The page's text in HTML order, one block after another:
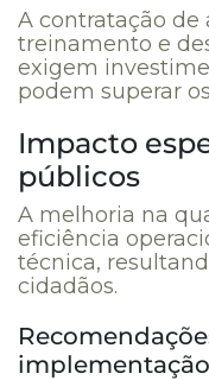
A contratação de
treinamento e
exigem
podem superar
Impacto
públicos
A melhoria na
eficiência
técnica,
cidadãos.